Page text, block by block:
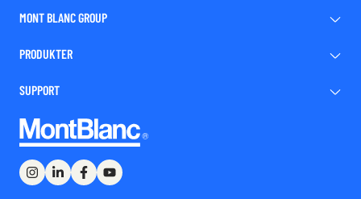
MONT BLANC GROUP
PRODUKTER
SUPPORT